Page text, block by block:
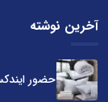
آخرین نوشته
حضور